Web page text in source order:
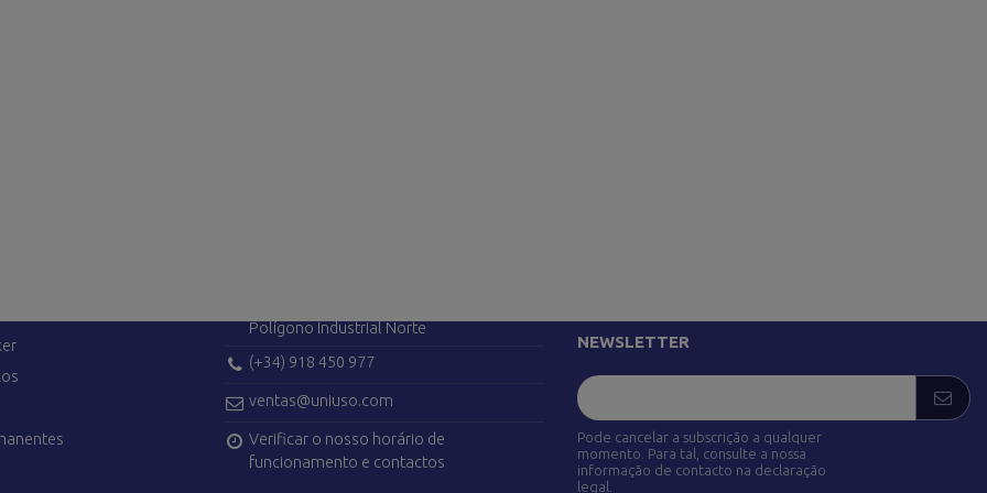
Polígono Industrial Norte
(+34) 918 450 977
ventas@uniuso.com
Verificar o nosso horário de
funcionamento e contactos
NEWSLETTER
Pode cancelar a subscrição a qualquer
momento. Para tal, consulte a nossa
informação de contacto na declaração
legal.